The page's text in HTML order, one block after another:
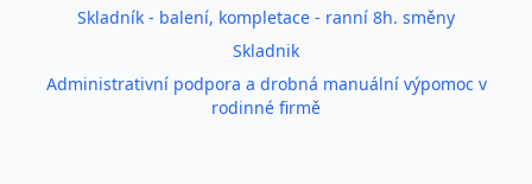
Skladník - balení, kompletace - ranní 8h. směny
Skladnik
Administrativní podpora a drobná manuální výpomoc v
rodinné firmě